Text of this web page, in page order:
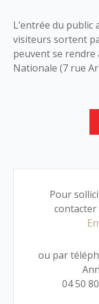
L’entrée du public
visiteurs sortent
peuvent se rendre
Nationale (7 rue
Pour
ou par
04 50